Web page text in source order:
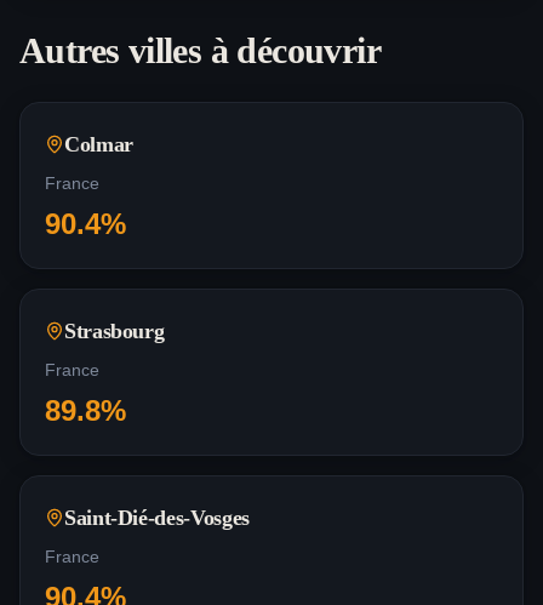
Autres villes à découvrir
Colmar
France
90.4%
Strasbourg
France
89.8%
Saint-Dié-des-Vosges
France
90.4%